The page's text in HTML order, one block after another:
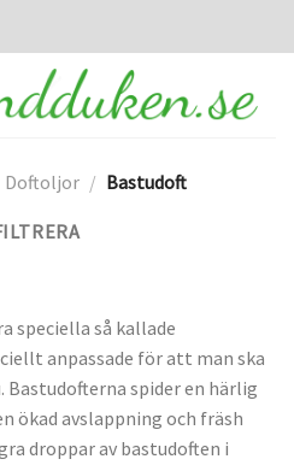
Doftoljor / Bastudoft
speciella så kallade
anpassade för att man ska
Bastudofterna spider en härlig
ökad avslappning och fräsh
droppar av bastudoften i